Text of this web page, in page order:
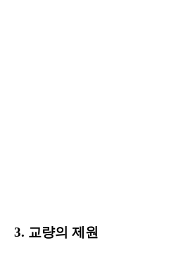
3. 교량의 제원